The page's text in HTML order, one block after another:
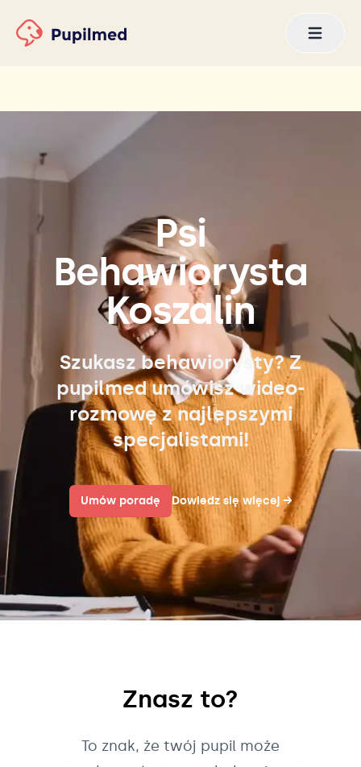
Psi
Behawiorysta
Koszalin
Szukasz behawiorysty? Z
pupilmed umówisz wideo-
rozmowę z najlepszymi
specjalistami!
Umów poradę Dowiedz się więcej →
Znasz to?
To znak, że twój pupil może